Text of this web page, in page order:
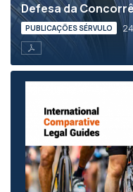
Defesa da
PUBLICAÇÕES SÉRVULO